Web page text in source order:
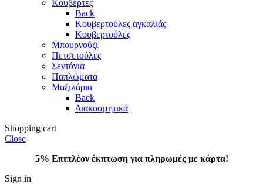
Κουβέρτες
Back
Κουβερτούλες αγκαλιάς
Κουβερτούλες
Μπουρνούζι
Πετσετούλες
Σεντόνια
Παπλώματα
Μαξιλάρια
Back
Διακοσμητικά
Shopping cart
Close
5% Επιπλέον έκπτωση για πληρωμές με κάρτα!
Sign in